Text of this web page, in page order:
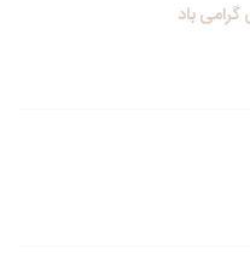
باد